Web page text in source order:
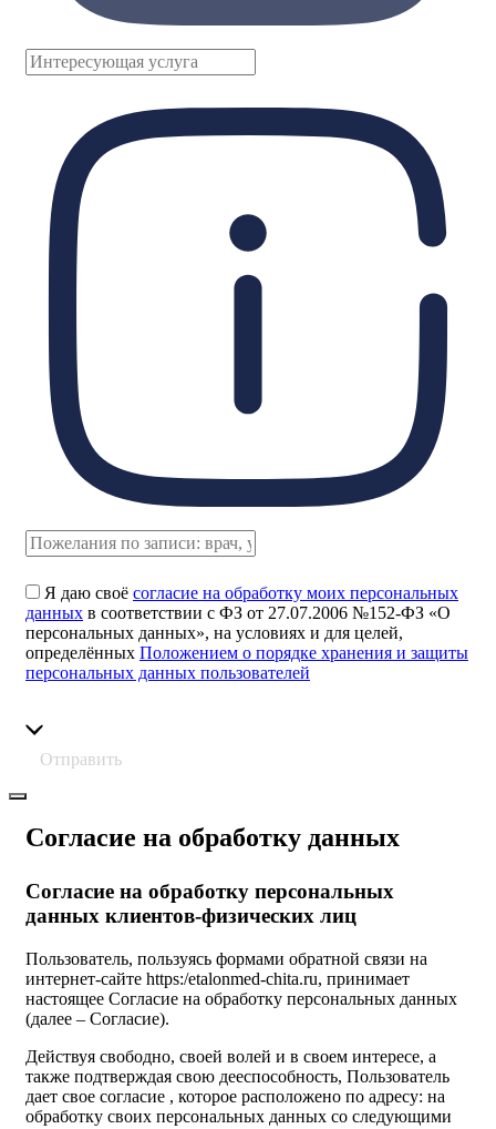
Я даю своё согласие на обработку моих персональных
данных в соответствии с ФЗ от 27.07.2006 №152-ФЗ «О
персональных данных», на условиях и для целей,
определённых Положением о порядке хранения и защиты
персональных данных пользователей
Отправить
Согласие на обработку данных
Согласие на обработку персональных
данных клиентов-физических лиц
Пользователь, пользуясь формами обратной связи на
интернет-сайте https:/etalonmed-chita.ru, принимает
настоящее Согласие на обработку персональных данных
(далее – Согласие).
Действуя свободно, своей волей и в своем интересе, а
также подтверждая свою дееспособность, Пользователь
дает свое согласие , которое расположено по адресу: на
обработку своих персональных данных со следующими